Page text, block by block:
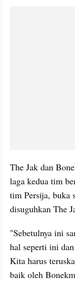
The Jak dan
laga kedua tim
tim Persija, buka
disuguhkan The
"Sebetulnya ini
hal seperti ini
Kita harus
baik oleh